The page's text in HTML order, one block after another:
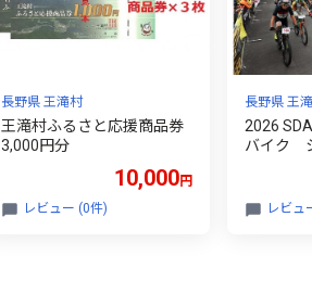
長野県 王滝村
王滝村ふるさと応援商品券
3,000円分
10,000円
レビュー (0件)
長野県 王
2026
バイク
レビュ